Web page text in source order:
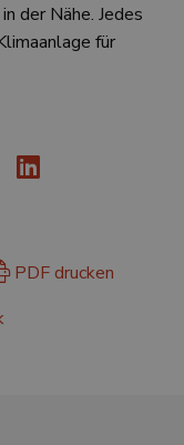
der Nähe. Jedes
für
PDF drucken